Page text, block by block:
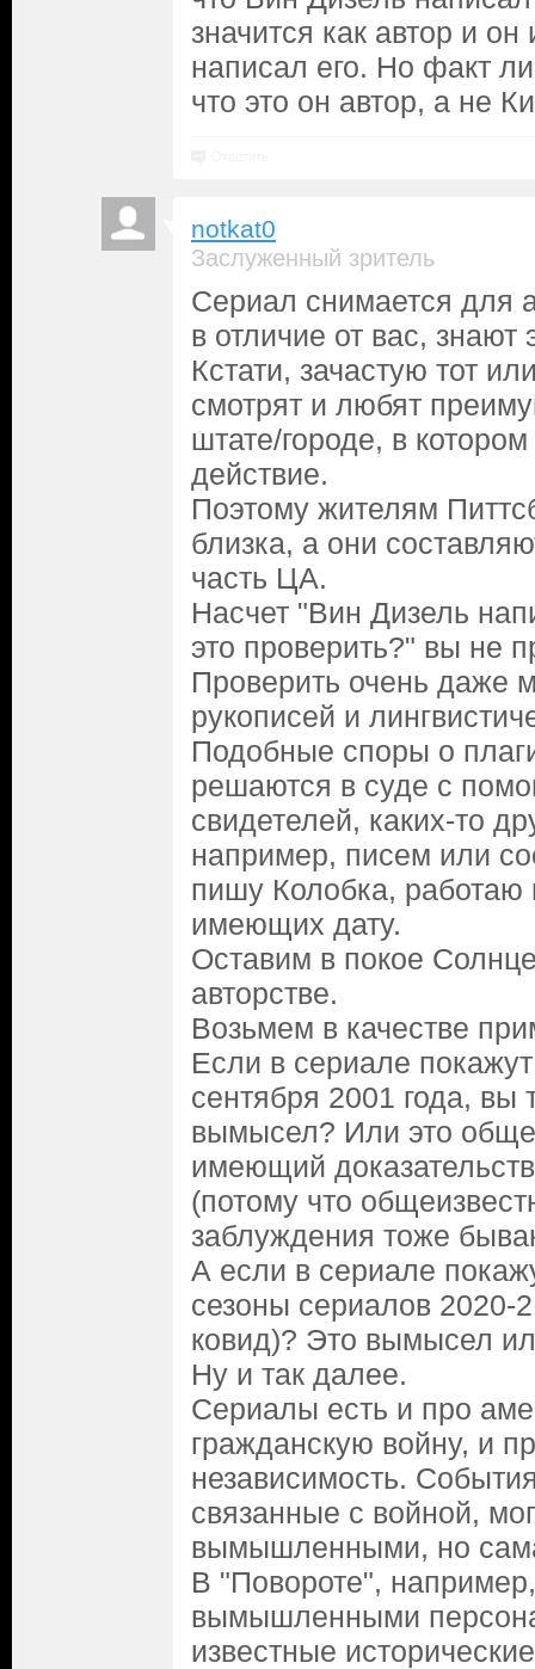
значится как автор и он
написал его. Но факт
что это он автор, а не
notkat0
Заслуженный зритель
Сериал снимается для
в отличие от вас, знают
Кстати, зачастую тот
смотрят и любят
штате/городе, в
действие.
Поэтому жителям
близка, а они
часть ЦА.
Насчет "Вин Дизель
это проверить?" вы не
Проверить очень даже
рукописей и
Подобные споры о
решаются в суде с
свидетелей, каких-то
например, писем или
пишу Колобка, работаю
имеющих дату.
Оставим в покое
авторстве.
Возьмем в качестве
Если в сериале
сентября 2001 года, вы
вымысел? Или это
имеющий
(потому что
заблуждения тоже
А если в сериале
сезоны сериалов 2020-
ковид)? Это вымысел
Ну и так далее.
Сериалы есть и про
гражданскую войну, и
независимость.
связанные с войной,
вымышленными, но
В "Повороте",
вымышленными
известные